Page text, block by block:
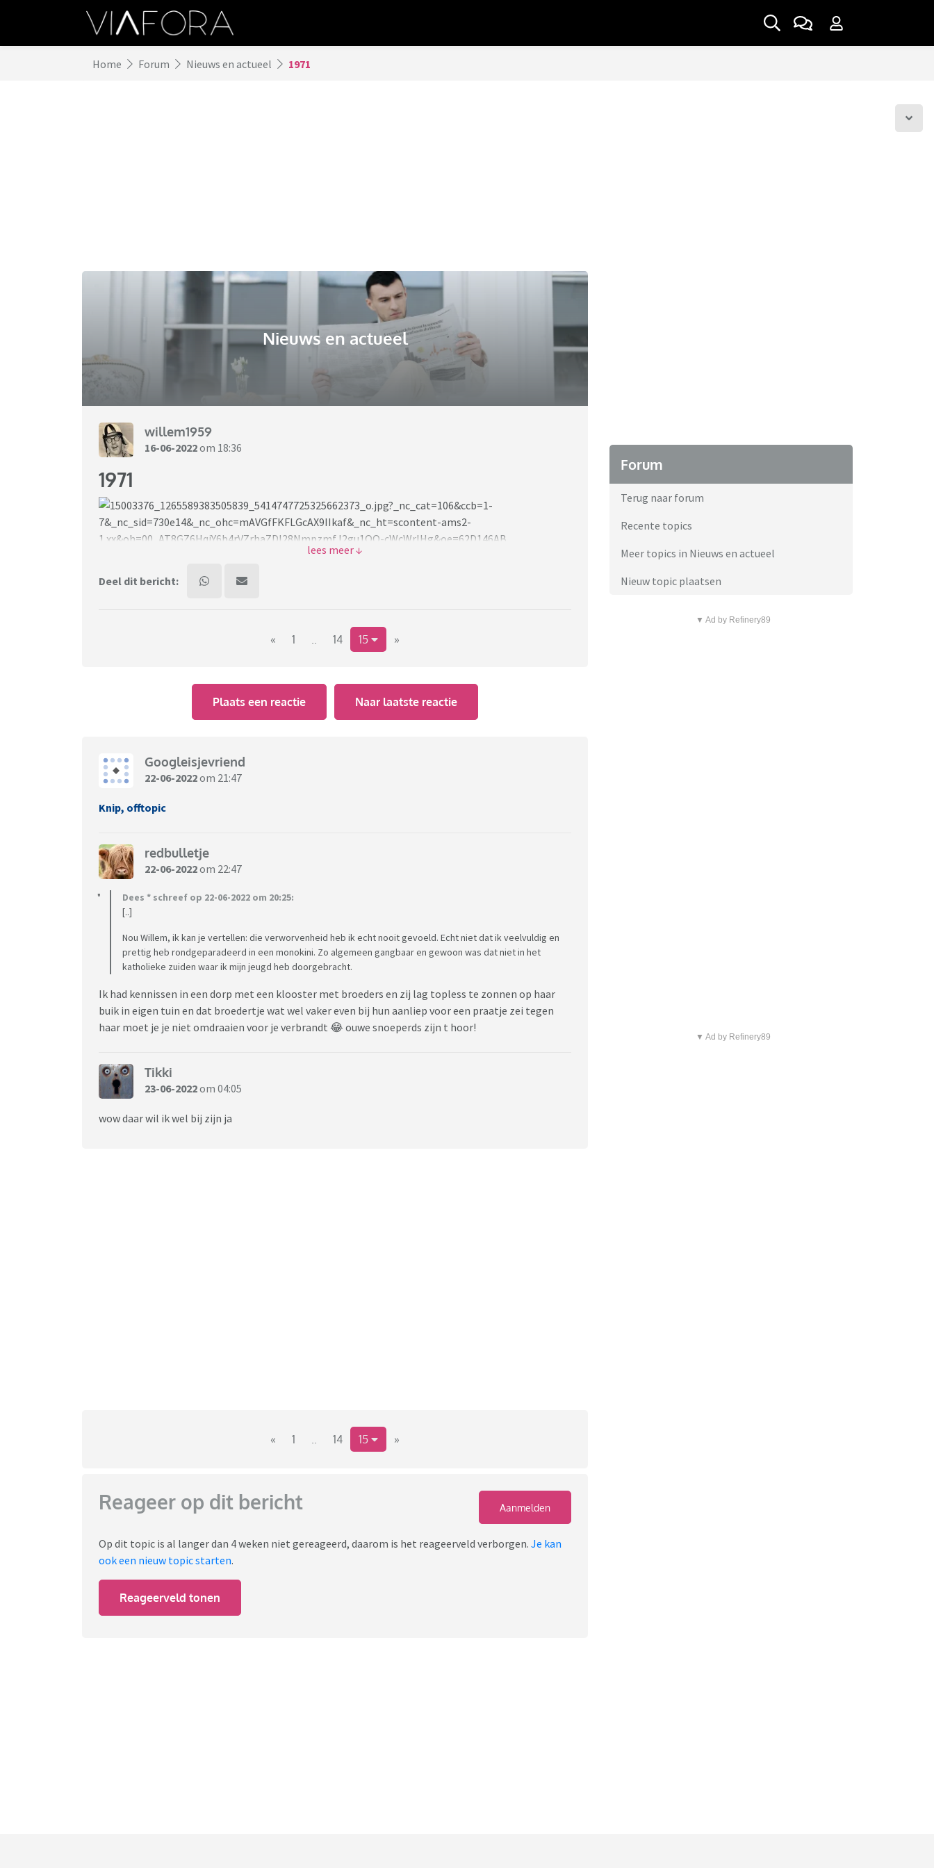
Home Forum Nieuws en actueel 1971
Nieuws en actueel
willem1959
16-06-2022om 18:36
1971
1971.
Deel dit bericht:
« 1 .. 14 15 »
Plaats een reactie Naar laatste reactie
Googleisjevriend
22-06-2022om 21:47
Knip, offtopic
redbulletje
22-06-2022om 22:47
Dees * schreef op 22-06-2022 om 20:25:
[..]
Nou Willem, ik kan je vertellen: die verworvenheid heb ik echt nooit gevoeld. Echt niet dat ik veelvuldig en
prettig heb rondgeparadeerd in een monokini. Zo algemeen gangbaar en gewoon was dat niet in het
katholieke zuiden waar ik mijn jeugd heb doorgebracht.
Ik had kennissen in een dorp met een klooster met broeders en zij lag topless te zonnen op haar
buik in eigen tuin en dat broedertje wat wel vaker even bij hun aanliep voor een praatje zei tegen
haar moet je je niet omdraaien voor je verbrandt 😂 ouwe snoeperds zijn t hoor!
Tikki
23-06-2022om 04:05
wow daar wil ik wel bij zijn ja
« 1 14 15 »
Reageer op dit bericht Aanmelden
Op dit topic is al langer dan 4 weken niet gereageerd, daarom is het reageerveld verborgen. Je kan
ook een nieuw topic starten.
Reageerveld tonen
Forum
Terug naar forum
Recente topics
Meer topics in Nieuws en actueel
Nieuw topic plaatsen
▼ Ad by Refinery89
▼ Ad by Refinery89